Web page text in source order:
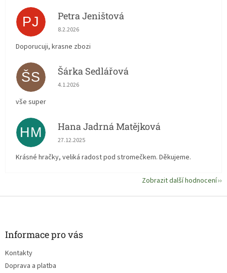
PJ Petra Jeništová
Hodnocení obchodu je 5 z 5 hvězdiček.
8.2.2026
Doporucuji, krasne zbozi
ŠS Šárka Sedlářová
Hodnocení obchodu je 5 z 5 hvězdiček.
4.1.2026
vše super
HM Hana Jadrná Matějková
Hodnocení obchodu je 5 z 5 hvězdiček.
27.12.2025
Krásné hračky, veliká radost pod stromečkem. Děkujeme.
Zobrazit další hodnocení
Informace pro vás
Kontakty
Doprava a platba